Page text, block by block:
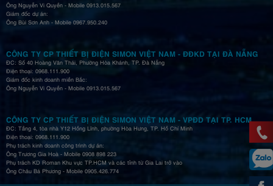
Ông Nguyễn Vi Quyền - Mobile 0913.015.567
Giám đốc dự án:
Ông Bùi Sơn Anh - Mobile 0967.950.240
CÔNG TY CP THIẾT BỊ ĐIỆN SIMON VIỆT NAM - ĐĐKD TẠI ĐÀ NẴNG
ĐC: Số 40 Hoàng Văn Thái, Phường Hòa Khánh, TP. Đà Nẵng
Điện thoại: 0968.111.900
Giám đốc kinh doanh miền Bắc:
Ông Nguyễn Vi Quyền - Mobile 0913.015.567
CÔNG TY CP THIẾT BỊ ĐIỆN SIMON VIỆT NAM - VPĐD TẠI TP. HCM
ĐC: Tầng 4, tòa nhà Y12 Hồng Lĩnh, phường Hòa Hưng, TP. Hồ Chí Minh
Điện thoại: 0968.111.900
Phụ trách kinh doanh công trình dự án:
Ông Trương Gia Hoà - Mobile 0908 898 223
Phụ trách KD Roman Khu vực TP.HCM và các tỉnh từ Gia Lai trở vào
Ông Châu Bá Phương - Mobile 0905.426.774